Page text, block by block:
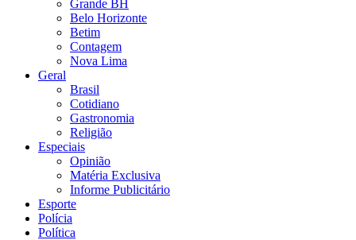
Grande BH
Belo Horizonte
Betim
Contagem
Nova Lima
Geral
Brasil
Cotidiano
Gastronomia
Religião
Especiais
Opinião
Matéria Exclusiva
Informe Publicitário
Esporte
Polícia
Política